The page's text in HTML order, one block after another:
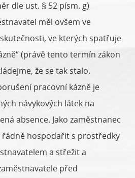
dle ust. § 52 písm. g)
měl ovšem ve
ve kterých spatřuje
(právě tento termín zákon
že se tak stalo.
pracovní kázně je
návykových látek na
absence. Jako zaměstnanec
hospodařit s prostředky
a střežit a
před